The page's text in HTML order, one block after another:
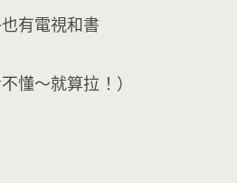
有電視和書
不懂～就算拉！）